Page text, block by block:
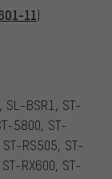
11)
SL-BSR1, ST-
5800, ST-
RS505, ST-
RX600, ST-